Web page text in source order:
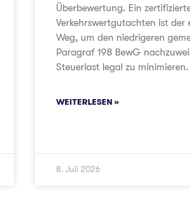
Überbewertung. Ein
Verkehrswertgutachten ist der
Weg, um den niedrigeren
Paragraf 198 BewG
Steuerlast legal zu minimieren.
WEITERLESEN »
8. Juli 2026